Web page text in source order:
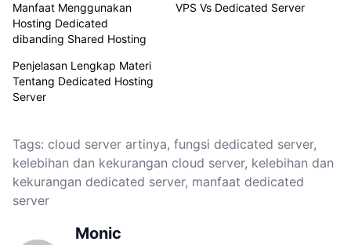
Manfaat Menggunakan
Hosting Dedicated
dibanding Shared Hosting
VPS Vs Dedicated Server
Penjelasan Lengkap Materi
Tentang Dedicated Hosting
Server
Tags: cloud server artinya, fungsi dedicated server,
kelebihan dan kekurangan cloud server, kelebihan dan
kekurangan dedicated server, manfaat dedicated
server
Monic